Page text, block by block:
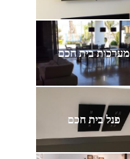
מערכות בית חכם
פנל בית חכם